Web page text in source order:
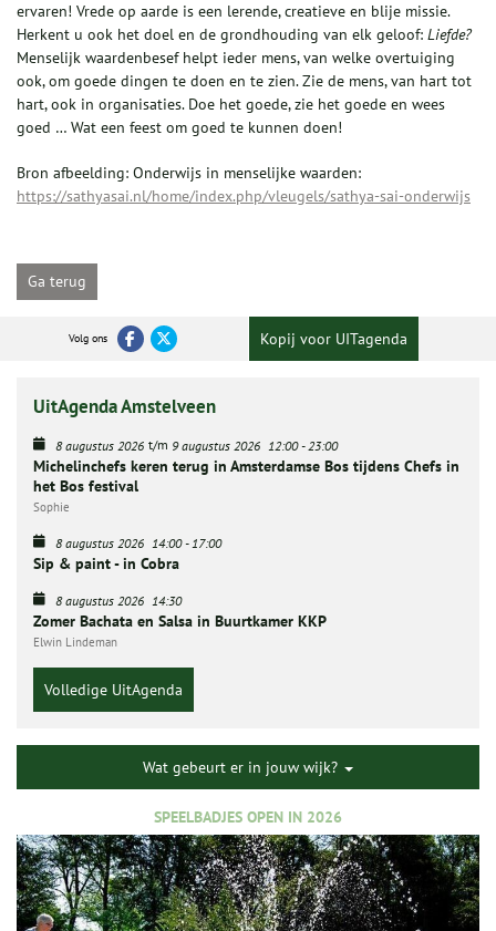
ervaren! Vrede op aarde is een lerende, creatieve en blije missie.
Herkent u ook het doel en de grondhouding van elk geloof: Liefde?
Menselijk waardenbesef helpt ieder mens, van welke overtuiging
ook, om goede dingen te doen en te zien. Zie de mens, van hart tot
hart, ook in organisaties. Doe het goede, zie het goede en wees
goed … Wat een feest om goed te kunnen doen!
Bron afbeelding: Onderwijs in menselijke waarden:
https://sathyasai.nl/home/index.php/vleugels/sathya-sai-onderwijs
Ga terug
Volg ons Kopij voor UITagenda
UitAgenda Amstelveen
8 augustus 2026 t/m 9 augustus 2026 12:00-23:00
Michelinchefs keren terug in Amsterdamse Bos tijdens Chefs in
het Bos festival
Sophie
8 augustus 2026 14:00-17:00
Sip & paint - in Cobra
8 augustus 2026 14:30
Zomer Bachata en Salsa in Buurtkamer KKP
Elwin Lindeman
Volledige UitAgenda
Wat gebeurt er in jouw wijk?
SPEELBADJES OPEN IN 2026